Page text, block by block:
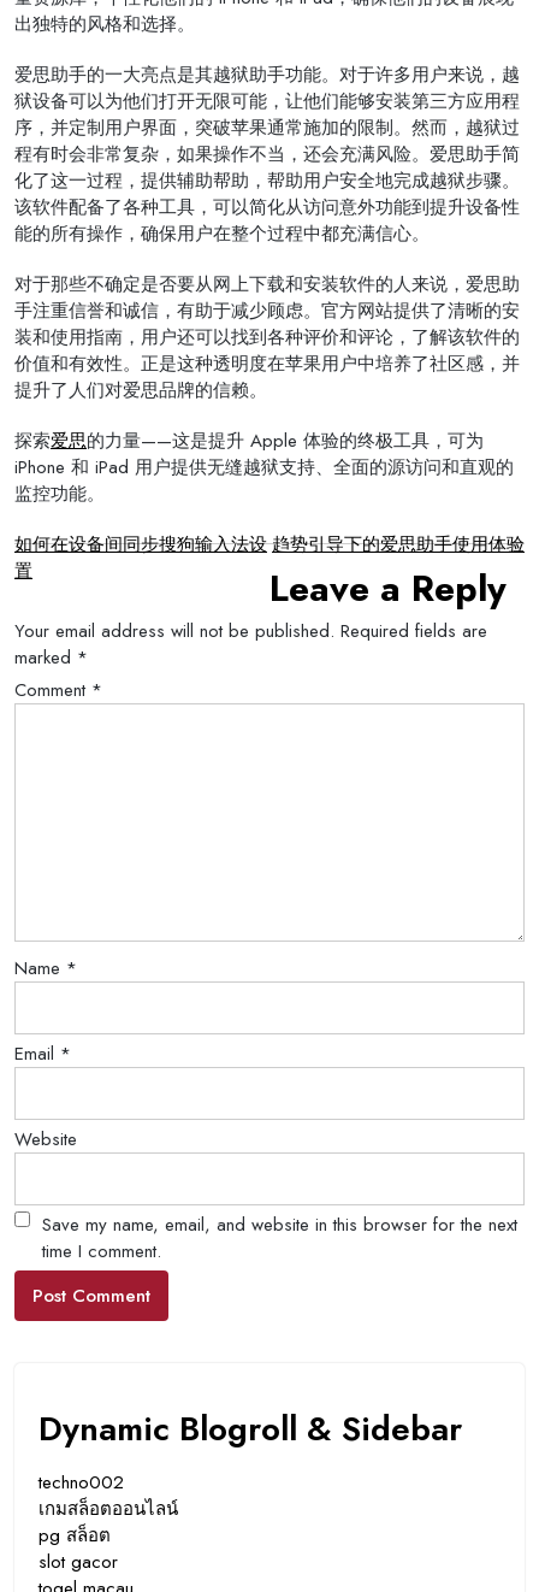
出独特的风格和选择。
爱思助手的一大亮点是其越狱助手功能。对于许多用户来说，越
狱设备可以为他们打开无限可能，让他们能够安装第三方应用程
序，并定制用户界面，突破苹果通常施加的限制。然而，越狱过
程有时会非常复杂，如果操作不当，还会充满风险。爱思助手简
化了这一过程，提供辅助帮助，帮助用户安全地完成越狱步骤。
该软件配备了各种工具，可以简化从访问意外功能到提升设备性
能的所有操作，确保用户在整个过程中都充满信心。
对于那些不确定是否要从网上下载和安装软件的人来说，爱思助
手注重信誉和诚信，有助于减少顾虑。官方网站提供了清晰的安
装和使用指南，用户还可以找到各种评价和评论，了解该软件的
价值和有效性。正是这种透明度在苹果用户中培养了社区感，并
提升了人们对爱思品牌的信赖。
探索爱思的力量——这是提升 Apple 体验的终极工具，可为
iPhone 和 iPad 用户提供无缝越狱支持、全面的源访问和直观的
监控功能。
Post
navigation
如何在设备间同步搜狗输入法设
置
趋势引导下的爱思助手使用体验
Leave a Reply
Your email address will not be published. Required fields are
marked *
Comment *
Name *
Email *
Website
Save my name, email, and website in this browser for the next
time I comment.
Dynamic Blogroll & Sidebar
techno002
เกมสล็อตออนไลน์
pg สล็อต
slot gacor